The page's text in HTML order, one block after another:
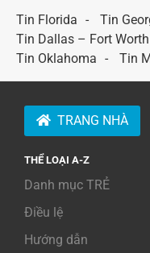
Tin Florida
Tin
Tin Dallas – Fort Worth
Tin Oklahoma
Tin
TRANG NHÀ
THỂ LOẠI A-Z
Danh mục TRẺ
Điều lệ
Hướng dẫn